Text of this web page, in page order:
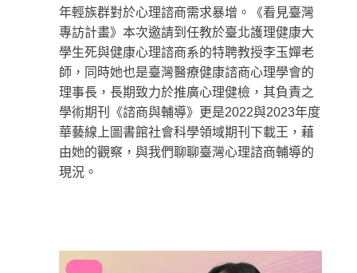
年輕族群對於心理諮商需求暴增。《看見臺灣
專訪計畫》本次邀請到任教於臺北護理健康大
學生死與健康心理諮商系的特聘教授李玉嬋老
師，同時她也是臺灣醫療健康諮商心理學會的
理事長，長期致力於推廣心理健檢，其負責之
學術期刊《諮商與輔導》更是2022與2023年度
華藝線上圖書館社會科學領域期刊下載王，藉
由她的觀察，與我們聊聊臺灣心理諮商輔導的
現況。